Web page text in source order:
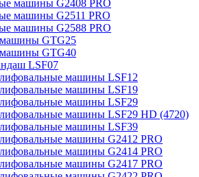
машины G2408 PRO
машины G2511 PRO
машины G2588 PRO
GTG25
GTG40
LSF07
машины LSF12
машины LSF19
машины LSF29
машины LSF29 HD (4720)
машины LSF39
машины G2412 PRO
машины G2414 PRO
машины G2417 PRO